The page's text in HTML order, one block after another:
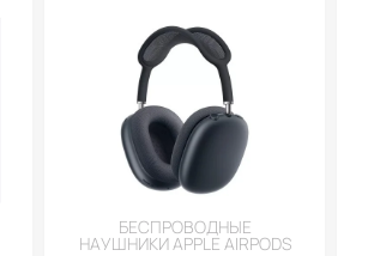
БЕСПРОВОДНЫЕ
НАУШНИКИ APPLE AIRPODS